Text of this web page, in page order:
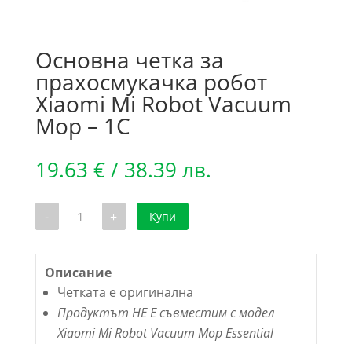
Основна четка за
прахосмукачка робот
Xiaomi Mi Robot Vacuum
Mop – 1C
19.63 €/ 38.39 лв.
- количество
Основна
за
прахосмукачка
робот
Xiaomi
Mi
Robot
Vacuum
+ Купи
Описание
Четката е оригинална
Продуктът НЕ Е съвместим с модел
Xiaomi Mi Robot Vacuum Mop Essential